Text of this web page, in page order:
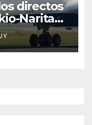
directos
Narita